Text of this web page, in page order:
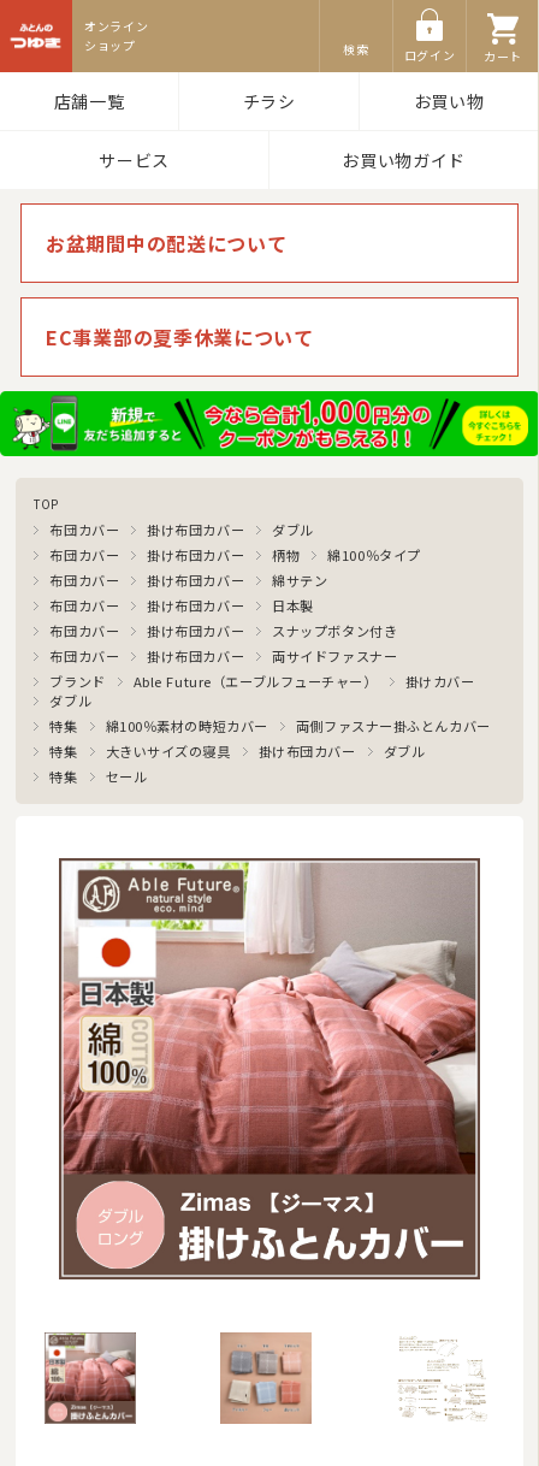
検索 ログイン カート
店舗一覧 チラシ お買い物
サービス お買い物ガイド
お盆期間中の配送について
EC事業部の夏季休業について
TOP
布団カバー 掛け布団カバー
ダブル
布団カバー
掛け布団カバー 柄物
綿100％タイプ
布団カバー
掛け布団カバー
綿サテン
布団カバー
掛け布団カバー
日本製
布団カバー
掛け布団カバー
スナップボタン付き
布団カバー
掛け布団カバー
両サイドファスナー
ブランド
Able Future（エーブルフューチャー）
掛けカバー
ダブル
特集
綿100％素材の時短カバー
両側ファスナー掛ふとんカバー
特集
大きいサイズの寝具 掛け布団カバー
ダブル
特集
セール
羽毛布団
まくら
毛布
布団カバー
ベビー・ジュニア用寝具
こたつ布団
マルチカバー・クロス
座布団・クッション
ラグマット・カーペット
カーテン
インナー・ルームウェア
美容・健康グッズ
日用品・生活雑貨
防炎・防災寝具
ペット用品
ムートン
ブランド
羽毛ふとんリフォーム・打ち直し
和ふとんの打ち直し・リフォーム
特集